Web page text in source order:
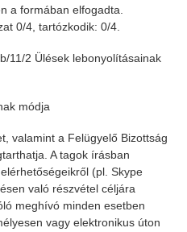
a formában elfogadta.
0/4, tartózkodik: 0/4.
11/2 Ülések lebonyolításainak
módja
valamint a Felügyelő Bizottság
A tagok írásban
(pl. Skype
való részvétel céljára
meghívó minden esetben
vagy elektronikus úton